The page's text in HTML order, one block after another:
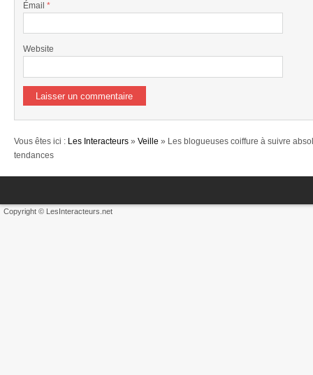
Émail *
Website
Vous êtes ici : Les Interacteurs » Veille » Les blogueuses coiffure à suivre
tendances
Copyright © LesInteracteurs.net